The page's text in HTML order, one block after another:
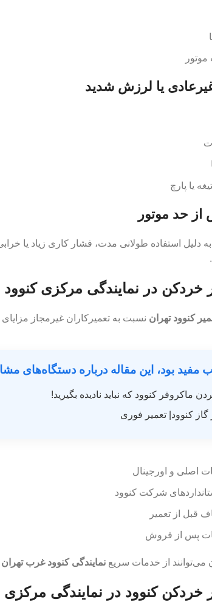
یا لرزش شدید
یا پارچ
حد موتور
دلیل استفاده طولانی مدت، فشار کاری زیاد یا
خردکن در نمایندگی مرکزی کنوود
کنوود تهران نسبت به تعمیرکاران غیرمجاز مزایای
مفید بود، این مقاله درباره دستگاه‌های
گاز کنوود| تعمیر فوری
اصلی و اورجینال
شرکت کنوود
قبل از تعمیر
پس از فروش
می‌توانند از خدمات سریع نمایندگی کنوود غرب تهران
خردکن کنوود در نمایندگی مرکزی